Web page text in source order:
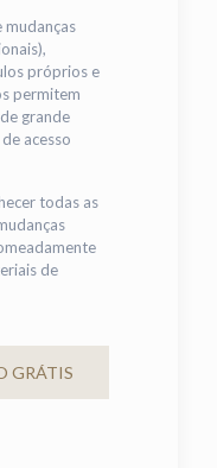
mudanças
próprios e
permitem
grande
acesso
todas as
de
GRÁTIS